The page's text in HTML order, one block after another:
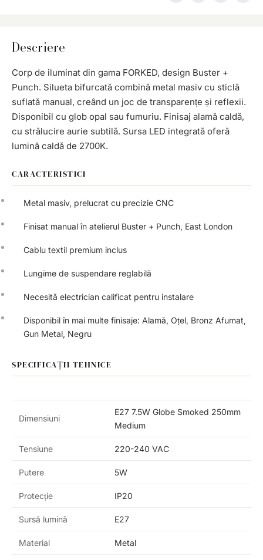
Descriere
Corp de iluminat din gama FORKED, design Buster +
Punch. Silueta bifurcată combină metal masiv cu sticlă
suflată manual, creând un joc de transparențe și reflexii.
Disponibil cu glob opal sau fumuriu. Finisaj alamă caldă,
cu strălucire aurie subtilă. Sursa LED integrată oferă
lumină caldă de 2700K.
CARACTERISTICI
Metal masiv, prelucrat cu precizie CNC
Finisat manual în atelierul Buster + Punch, East London
Cablu textil premium inclus
Lungime de suspendare reglabilă
Necesită electrician calificat pentru instalare
Disponibil în mai multe finisaje: Alamă, Oțel, Bronz Afumat,
Gun Metal, Negru
SPECIFICAȚII TEHNICE
Dimensiuni
E27 7.5W Globe Smoked 250mm
Medium
Tensiune 220-240 VAC
Putere 5W
Protecție IP20
Sursă lumină E27
Material Metal